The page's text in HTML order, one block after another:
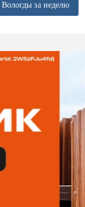
за неделю